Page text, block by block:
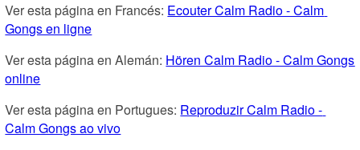
Ver esta página en Francés: Ecouter Calm Radio - Calm
Gongs en ligne
Ver esta página en Alemán: Hören Calm Radio - Calm Gongs
online
Ver esta página en Portugues: Reproduzir Calm Radio -
Calm Gongs ao vivo